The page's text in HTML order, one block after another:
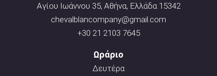
Αγίου Ιωάννου 35, Αθήνα, Ελλάδα 15342
chevalblancompany@gmail.com
+30 21 2103 7645
Ωράριο
Δευτέρα